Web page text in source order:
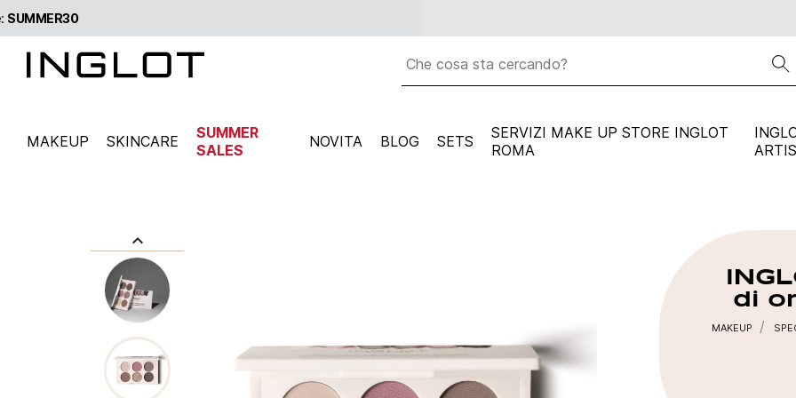
MAKEUP SKINCARE
SUMMER
SALES
NOVITA BLOG SETS
SERVIZI MAKE UP STORE INGLOT
ROMA
keyboard_arrow_up
di
MAKEUP